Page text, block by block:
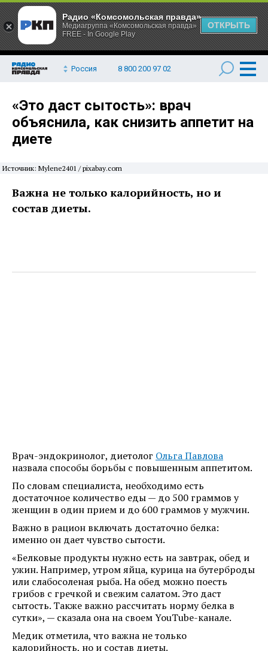
Россия 8 800 200 97 02
«Это даст сытость»: врач
объяснила, как снизить аппетит на
диете
Источник: Mylene2401 / pixabay.com
Важна не только калорийность, но и
состав диеты.
Врач-эндокринолог, диетолог Ольга Павлова
назвала способы борьбы с повышенным аппетитом.
По словам специалиста, необходимо есть
достаточное количество еды — до 500 граммов у
женщин в один прием и до 600 граммов у мужчин.
Важно в рацион включать достаточно белка:
именно он дает чувство сытости.
«Белковые продукты нужно есть на завтрак, обед и
ужин. Например, утром яйца, курица на бутерброды
или слабосоленая рыба. На обед можно поесть
грибов с гречкой и свежим салатом. Это даст
сытость. Также важно рассчитать норму белка в
сутки», — сказала она на своем YouTube-канале.
Медик отметила, что важна не только
калорийность, но и состав диеты.
Радио «Комсомольская правда»
Медиагруппа «Комсомольская правда»
FREE - In Google Play
ОТКРЫТЬ